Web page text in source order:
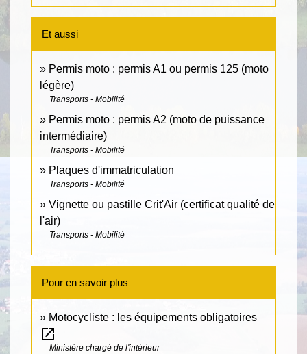
Et aussi
Permis moto : permis A1 ou permis 125 (moto
légère)
Transports - Mobilité
Permis moto : permis A2 (moto de puissance
intermédiaire)
Transports - Mobilité
Plaques d'immatriculation
Transports - Mobilité
Vignette ou pastille Crit'Air (certificat qualité de
l'air)
Transports - Mobilité
Pour en savoir plus
Motocycliste : les équipements obligatoires
open_in_new
Ministère chargé de l'intérieur